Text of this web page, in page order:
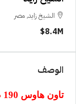
الشيخ زايد, مصر
8.4M$
الوصف
تاون هاوس 190 م للبيع في